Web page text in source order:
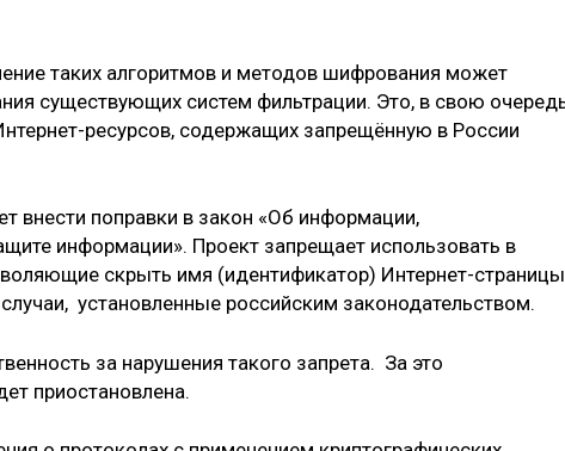
таких алгоритмов и методов шифрования может
существующих систем фильтрации. Это, в свою
ресурсов, содержащих запрещённую в России
внести поправки в закон «Об информации,
информации». Проект запрещает использовать в
скрыть имя (идентификатор) Интернет-страницы
установленные российским законодательством.
за нарушения такого запрета. За это
приостановлена.